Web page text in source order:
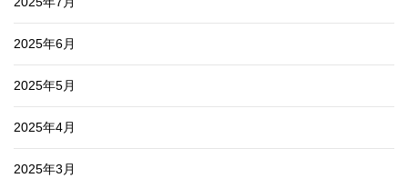
2025年6月
2025年5月
2025年4月
2025年3月